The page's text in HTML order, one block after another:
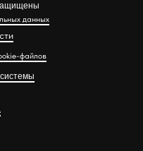
данных
файлов